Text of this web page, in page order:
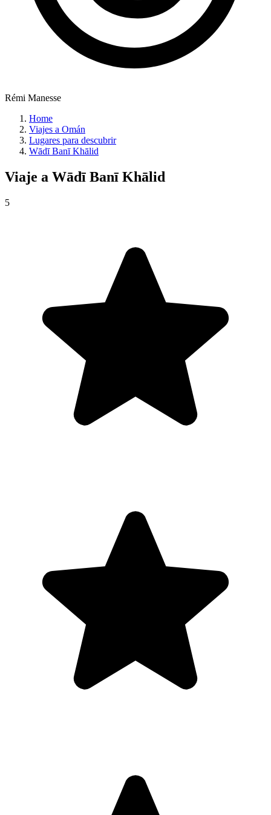
Rémi Manesse
Home
Viajes a Omán
Lugares para descubrir
Wādī Banī Khālid
Viaje a Wādī Banī Khālid
5